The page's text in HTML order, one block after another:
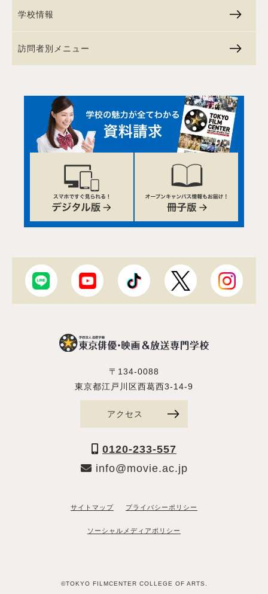
学校情報
訪問者別メニュー
〒134-0088
東京都江戸川区西葛西3-14-9
アクセス
0120-233-557
info@movie.ac.jp
サイトマップ プライバシーポリシー
ソーシャルメディアポリシー
©TOKYO FILMCENTER COLLEGE OF ARTS.